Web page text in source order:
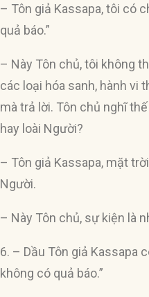
– Tôn giả Kassapa, tôi có
quả báo.”
– Này Tôn chủ, tôi không
các loại hóa sanh, hành vi
mà trả lời. Tôn chủ nghĩ
hay loài Người?
– Tôn giả Kassapa, mặt
Người.
– Này Tôn chủ, sự kiện là
6. – Dầu Tôn giả Kassapa
không có quả báo.”